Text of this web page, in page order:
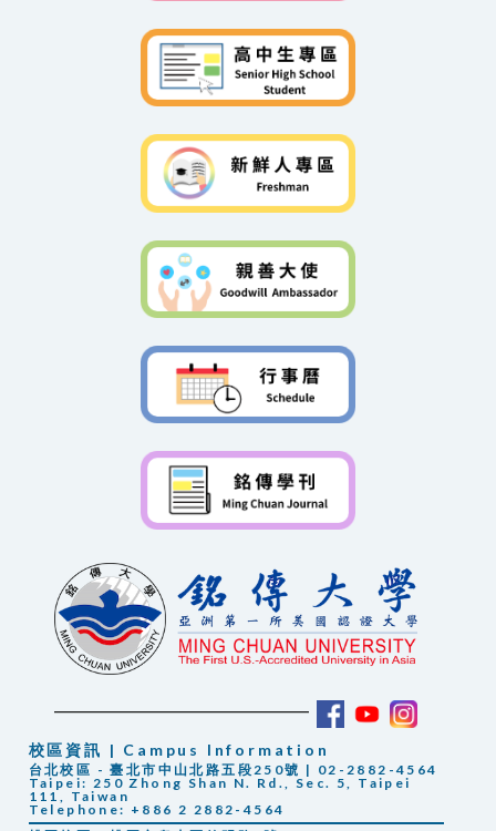
校區資訊 | Campus Information
台北校區 - 臺北市中山北路五段250號 | 02-2882-4564
Taipei: 250 Zhong Shan N. Rd., Sec. 5, Taipei
111, Taiwan
Telephone: +886 2 2882-4564